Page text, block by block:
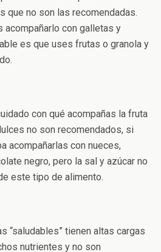
que no son las recomendadas.
acompañarlo con galletas y
es que uses frutas o granola y
con qué acompañas la fruta
no son recomendados, si
acompañarlas con nueces,
negro, pero la sal y azúcar no
este tipo de alimento.
“saludables” tienen altas cargas
nutrientes y no son